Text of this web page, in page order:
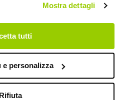
Chiudendo questa
in alto a destra continui
Mostra dettagli
tutti
e personalizza
Rifiuta
costruzione del
Alberani di
quindi ai
e proposte che
ascolto e
necessari